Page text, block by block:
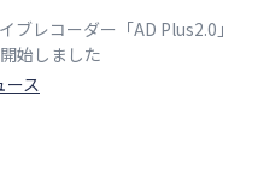
ブレコーダー「AD Plus2.0」
始しました
ス